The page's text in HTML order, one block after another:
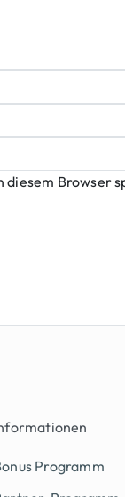
diesem Browser
Programm